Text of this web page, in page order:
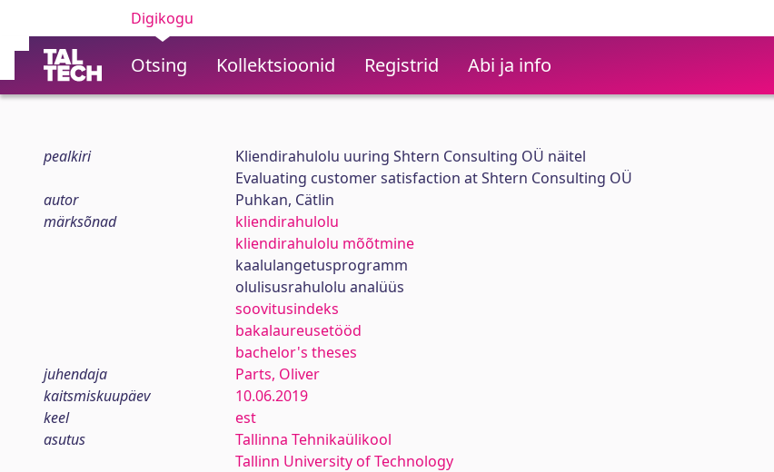
Digikogu
Otsing Kollektsioonid Registrid Abi ja info
pealkiri
Kliendirahulolu uuring Shtern Consulting OÜ näitel
Evaluating customer satisfaction at Shtern Consulting OÜ
autor
Puhkan, Cätlin
märksõnad
kliendirahulolu
kliendirahulolu mõõtmine
kaalulangetusprogramm
olulisusrahulolu analüüs
soovitusindeks
bakalaureusetööd
bachelor's theses
juhendaja
Parts, Oliver
kaitsmiskuupäev
10.06.2019
keel
est
asutus
Tallinna Tehnikaülikool
Tallinn University of Technology